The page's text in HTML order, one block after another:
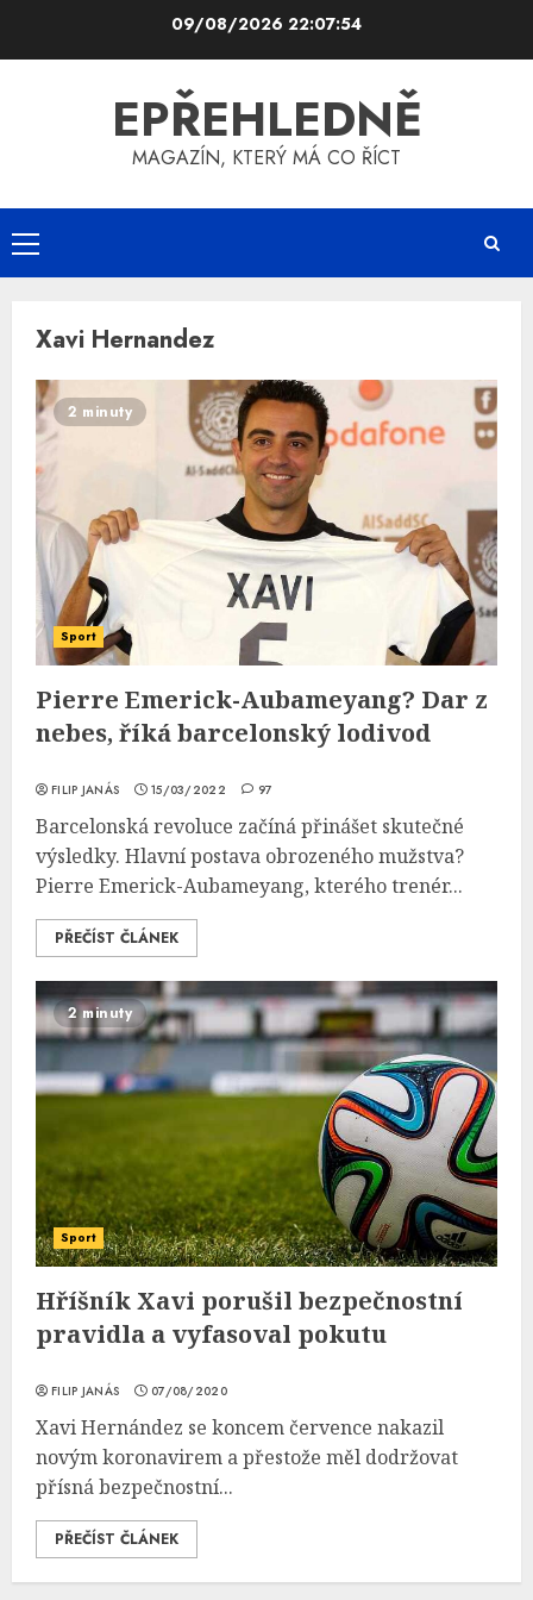
09/08/2026 22:07:54
EPŘEHLEDNĚ
MAGAZÍN, KTERÝ MÁ CO ŘÍCT
Primary
Menu
Xavi Hernandez
2 minuty
Sport
Pierre Emerick-Aubameyang? Dar z
nebes, říká barcelonský lodivod
FILIP JANÁS 15/03/2022 97
Barcelonská revoluce začíná přinášet skutečné
výsledky. Hlavní postava obrozeného mužstva?
Pierre Emerick-Aubameyang, kterého trenér...
PŘEČÍST ČLÁNEK
2 minuty
Sport
Hříšník Xavi porušil bezpečnostní
pravidla a vyfasoval pokutu
FILIP JANÁS 07/08/2020
Xavi Hernández se koncem července nakazil
novým koronavirem a přestože měl dodržovat
přísná bezpečnostní...
PŘEČÍST ČLÁNEK